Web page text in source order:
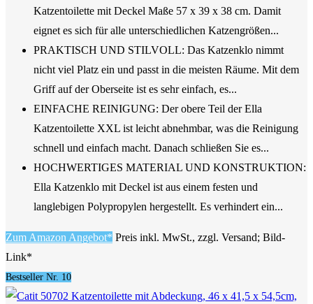
Katzentoilette mit Deckel Maße 57 x 39 x 38 cm. Damit
eignet es sich für alle unterschiedlichen Katzengrößen...
PRAKTISCH UND STILVOLL: Das Katzenklo nimmt
nicht viel Platz ein und passt in die meisten Räume. Mit dem
Griff auf der Oberseite ist es sehr einfach, es...
EINFACHE REINIGUNG: Der obere Teil der Ella
Katzentoilette XXL ist leicht abnehmbar, was die Reinigung
schnell und einfach macht. Danach schließen Sie es...
HOCHWERTIGES MATERIAL UND KONSTRUKTION:
Ella Katzenklo mit Deckel ist aus einem festen und
langlebigen Polypropylen hergestellt. Es verhindert ein...
Zum Amazon Angebot* Preis inkl. MwSt., zzgl. Versand; Bild-
Link*
Bestseller Nr. 10